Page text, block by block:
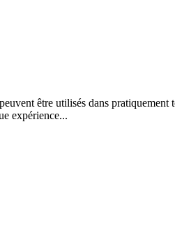
être utilisés dans
expérience...